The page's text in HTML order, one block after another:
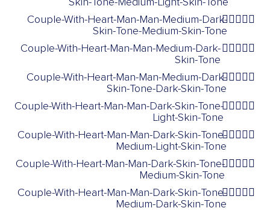
👨🏾‍❤️‍👨🏽
Couple-With-Heart-Man-Man-Medium-Dark-
Skin-Tone-Medium-Skin-Tone
👨🏾‍❤️‍👨🏾
Couple-With-Heart-Man-Man-Medium-Dark-
Skin-Tone
👨🏾‍❤️‍👨🏿
Couple-With-Heart-Man-Man-Medium-Dark-
Skin-Tone-Dark-Skin-Tone
👨🏿‍❤️‍👨🏻
Couple-With-Heart-Man-Man-Dark-Skin-Tone-
Light-Skin-Tone
👨🏿‍❤️‍👨🏼
Couple-With-Heart-Man-Man-Dark-Skin-Tone-
Medium-Light-Skin-Tone
👨🏿‍❤️‍👨🏽
Couple-With-Heart-Man-Man-Dark-Skin-Tone-
Medium-Skin-Tone
👨🏿‍❤️‍👨🏾
Couple-With-Heart-Man-Man-Dark-Skin-Tone-
Medium-Dark-Skin-Tone